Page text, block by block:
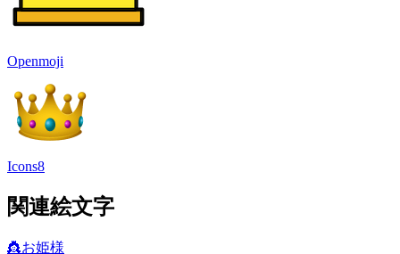
Openmoji
Icons8
関連絵文字
👸お姫様